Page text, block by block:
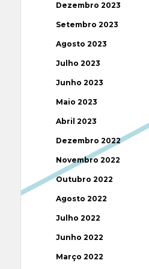
Dezembro 2023
Setembro 2023
Agosto 2023
Julho 2023
Junho 2023
Maio 2023
Abril 2023
Dezembro 2022
Novembro 2022
Outubro 2022
Agosto 2022
Julho 2022
Junho 2022
Março 2022